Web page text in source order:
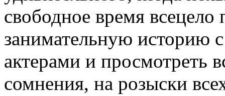
свободное время всецело
занимательную историю
актерами и просмотреть
сомнения, на розыски